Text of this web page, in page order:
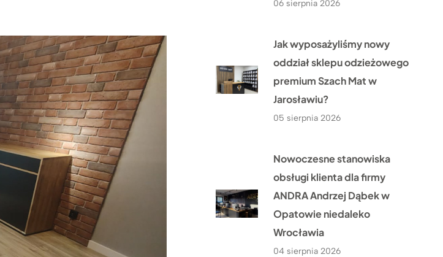
06 sierpnia 2026
Jak wyposażyliśmy nowy
oddział sklepu odzieżowego
premium Szach Mat w
Jarosławiu?
05 sierpnia 2026
Nowoczesne stanowiska
obsługi klienta dla firmy
ANDRA Andrzej Dąbek w
Opatowie niedaleko
Wrocławia
04 sierpnia 2026